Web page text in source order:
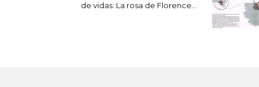
de vidas: La rosa de Florence...